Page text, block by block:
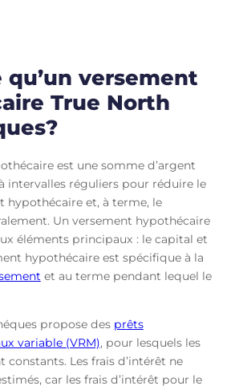
qu’un versement
True North
est une somme d’argent
intervalles réguliers pour réduire le
hypothécaire et, à terme, le
Un versement hypothécaire
éléments principaux : le capital et
hypothécaire est spécifique à la
et au terme pendant lequel le
propose des prêts
variable (VRM), pour lesquels les
constants. Les frais d’intérêt ne
car les frais d’intérêt pour le